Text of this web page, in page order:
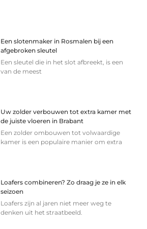
Een slotenmaker in Rosmalen bij een
afgebroken sleutel
Een sleutel die in het slot afbreekt, is een
van de meest
Uw zolder verbouwen tot extra kamer met
de juiste vloeren in Brabant
Een zolder ombouwen tot volwaardige
kamer is een populaire manier om extra
Loafers combineren? Zo draag je ze in elk
seizoen
Loafers zijn al jaren niet meer weg te
denken uit het straatbeeld.